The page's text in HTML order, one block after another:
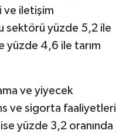
ve iletişim
sektörü yüzde 5,2 ile
yüzde 4,6 ile tarım
ve yiyecek
ve sigorta faaliyetleri
yüzde 3,2 oranında